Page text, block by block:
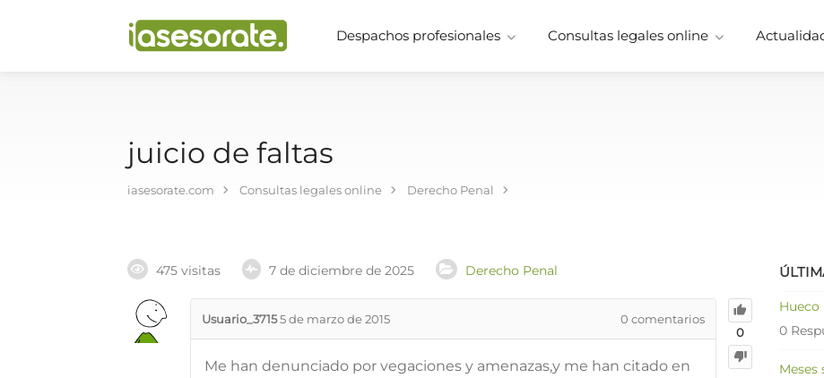
Despachos profesionales Consultas legales online
juicio de faltas
iasesorate.com Consultas legales online Derecho Penal
475 visitas 7 de diciembre de 2025 Derecho Penal
0
Usuario_37155 de marzo de 2015 0 comentarios
Me han denunciado por vegaciones y amenazas,y me han citado en
Hueco
0
Meses